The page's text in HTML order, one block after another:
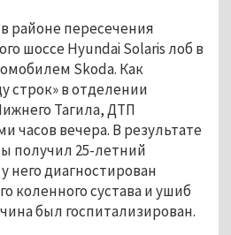
районе пересечения
шоссе Hyundai Solaris лоб в
Skoda. Как
строк» в отделении
Тагила, ДТП
часов вечера. В результате
получил 25-летний
него диагностирован
коленного сустава и ушиб
был госпитализирован.